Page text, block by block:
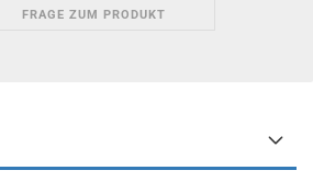
FRAGE ZUM PRODUKT